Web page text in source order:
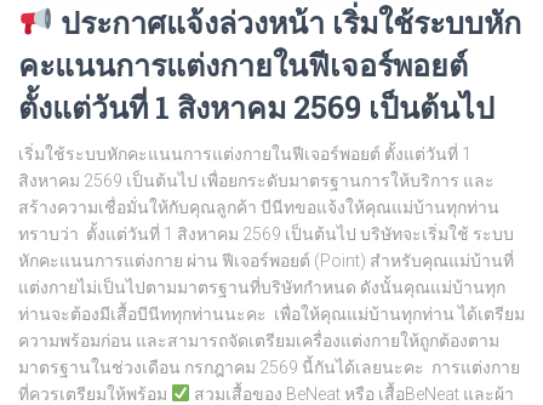
ประกาศแจ้งล่วงหน้า เริ่มใช้ระบบหัก
คะแนนการแต่งกายในฟีเจอร์พอยต์
ตั้งแต่วันที่ 1 สิงหาคม 2569 เป็นต้นไป
เริ่มใช้ระบบหักคะแนนการแต่งกายในฟีเจอร์พอยต์ ตั้งแต่วันที่ 1
สิงหาคม 2569 เป็นต้นไป เพื่อยกระดับมาตรฐานการให้บริการ และ
สร้างความเชื่อมั่นให้กับคุณลูกค้า บีนีทขอแจ้งให้คุณแม่บ้านทุกท่าน
ทราบว่า ตั้งแต่วันที่ 1 สิงหาคม 2569 เป็นต้นไป บริษัทจะเริ่มใช้ ระบบ
หักคะแนนการแต่งกาย ผ่าน ฟีเจอร์พอยต์ (Point) สำหรับคุณแม่บ้านที่
แต่งกายไม่เป็นไปตามมาตรฐานที่บริษัทกำหนด ดังนั้นคุณแม่บ้านทุก
ท่านจะต้องมีเสื้อบีนีททุกท่านนะคะ เพื่อให้คุณแม่บ้านทุกท่าน ได้เตรียม
ความพร้อมก่อน และสามารถจัดเตรียมเครื่องแต่งกายให้ถูกต้องตาม
มาตรฐานในช่วงเดือน กรกฎาคม 2569 นี้กันได้เลยนะคะ การแต่งกาย
ที่ควรเตรียมให้พร้อม
สวมเสื้อของ BeNeat หรือ เสื้อBeNeat และผ้า